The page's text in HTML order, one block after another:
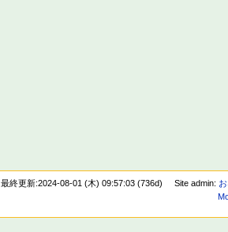
最終更新:2024-08-01 (木) 09:57:03 (736d) Site admin: